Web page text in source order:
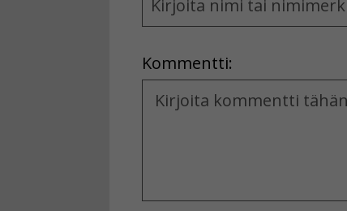
and
Kommentti:
Kommentti